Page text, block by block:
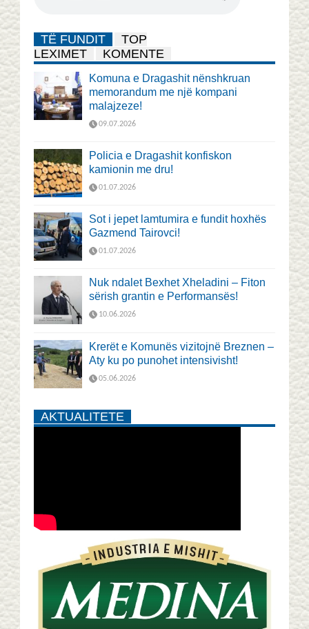
TË FUNDIT
TOP
LEXIMET
KOMENTE
Komuna e Dragashit nënshkruan
memorandum me një kompani
malajzeze!
09.07.2026
Policia e Dragashit konfiskon
kamionin me dru!
01.07.2026
Sot i jepet lamtumira e fundit hoxhës
Gazmend Tairovci!
01.07.2026
Nuk ndalet Bexhet Xheladini – Fiton
sërish grantin e Performansës!
10.06.2026
Krerët e Komunës vizitojnë Breznen –
Aty ku po punohet intensivisht!
05.06.2026
AKTUALITETE